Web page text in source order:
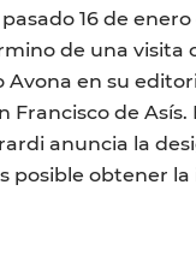
16 de
de una
Avona en su
de
anuncia la
posible obtener